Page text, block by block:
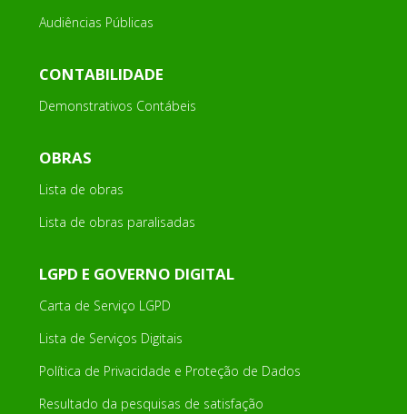
Audiências Públicas
CONTABILIDADE
Demonstrativos Contábeis
OBRAS
Lista de obras
Lista de obras paralisadas
LGPD E GOVERNO DIGITAL
Carta de Serviço LGPD
Lista de Serviços Digitais
Política de Privacidade e Proteção de Dados
Resultado da pesquisas de satisfação